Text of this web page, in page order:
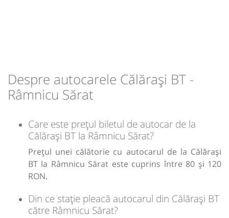
Autogara Ulderic Iosif SRL
Autocar:10692
București
Afiseaza itinerariu
12:20 Râmnicu Sărat
Parcare Restaurant
Durată:
03min
Zile de circulație:
Despre autocarele Călărași BT -
Râmnicu Sărat
Care este prețul biletul de autocar de la
Călărași BT la Râmnicu Sărat?
Prețul unei călătorie cu autocarul de la Călărași
BT la Râmnicu Sărat este cuprins între 80 și 120
RON.
Din ce stație pleacă autocarul din Călărași BT
către Râmnicu Sărat?